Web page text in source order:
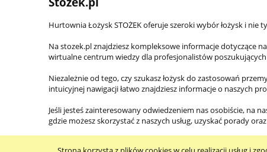
Hurtownia Łożysk STOŻEK oferuje szeroki wybór łożysk i nie
Na stozek.pl znajdziesz kompleksowe informacje dotyczące
wirtualne centrum wiedzy dla profesjonalistów
Niezależnie od tego, czy szukasz łożysk do zastosowań
intuicyjnej nawigacji łatwo znajdziesz informacje o naszych
Jeśli jesteś zainteresowany odwiedzeniem nas osobiście, na
gdzie możesz skorzystać z naszych usług, uzyskać porady